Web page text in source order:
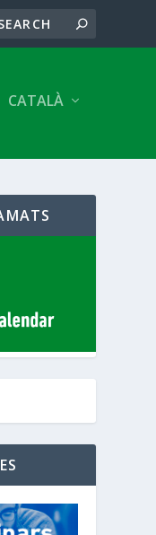
CATALÀ